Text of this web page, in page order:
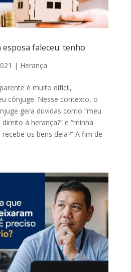
faleceu: tenho
| Herança
é muito difícil,
cônjuge. Nesse contexto, o
gera dúvidas como “meu
à herança?” e “minha
os bens dela?” A fim de